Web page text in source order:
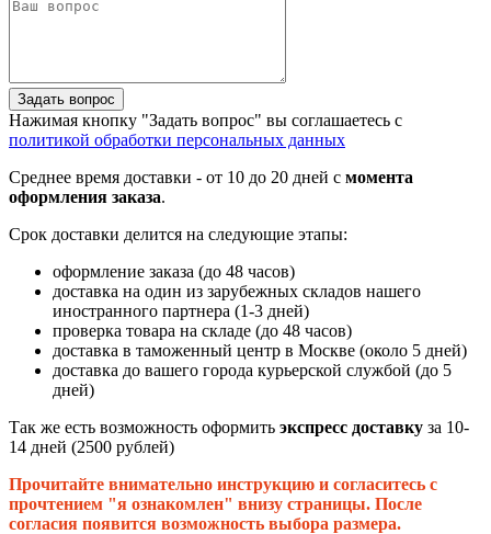
Задать вопрос
Нажимая кнопку "Задать вопрос" вы соглашаетесь с
политикой обработки персональных данных
Среднее время доставки - от 10 до 20 дней с момента
оформления заказа.
Срок доставки делится на следующие этапы:
оформление заказа (до 48 часов)
доставка на один из зарубежных складов нашего
иностранного партнера (1-3 дней)
проверка товара на складе (до 48 часов)
доставка в таможенный центр в Москве (около 5 дней)
доставка до вашего города курьерской службой (до 5
дней)
Так же есть возможность оформить экспресс доставку за 10-
14 дней (2500 рублей)
Прочитайте внимательно инструкцию и согласитесь с
прочтением "я ознакомлен" внизу страницы. После
согласия появится возможность выбора размера.